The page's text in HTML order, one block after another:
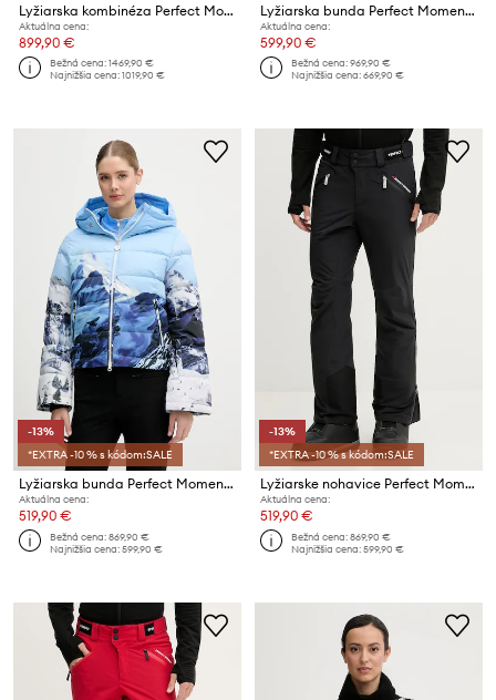
Lyžiarska kombinéza Perfect Moment Polar Flare
Aktuálna cena:
899,90 €
Bežná cena:1469,90 €
Najnižšia cena:1019,90 €
Lyžiarska bunda Perfect Moment Mojo
Aktuálna cena:
599,90 €
Bežná cena:969,90 €
Najnižšia cena:669,90 €
-13%
*EXTRA -10 % s kódom:SALE
Lyžiarska bunda Perfect Moment Polar Flare
Aktuálna cena:
519,90 €
Bežná cena:869,90 €
Najnižšia cena:599,90 €
-13%
*EXTRA -10 % s kódom:SALE
Lyžiarske nohavice Perfect Moment Chamonix
Aktuálna cena:
519,90 €
Bežná cena:869,90 €
Najnižšia cena:599,90 €